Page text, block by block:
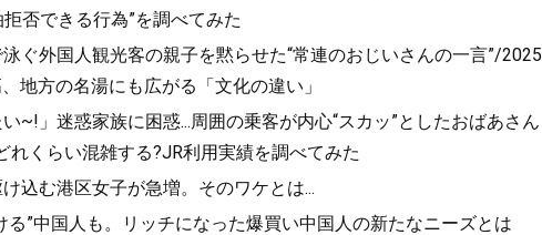
否できる行為”を調べてみた
ぐ外国人観光客の親子を黙らせた“常連のおじいさんの一言”/2025
地方の名湯にも広がる「文化の違い」
~!」迷惑家族に困惑...周囲の乗客が内心“スカッ”としたおばあさん
くらい混雑する?JR利用実績を調べてみた
込む港区女子が急増。そのワケとは...
”中国人も。リッチになった爆買い中国人の新たなニーズとは